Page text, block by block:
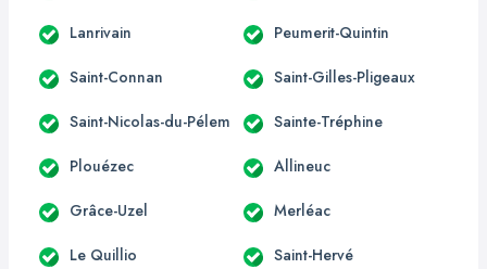
Lanrivain Peumerit-Quintin
Saint-Connan Saint-Gilles-Pligeaux
Saint-Nicolas-du-Pélem Sainte-Tréphine
Plouézec Allineuc
Grâce-Uzel Merléac
Le Quillio Saint-Hervé